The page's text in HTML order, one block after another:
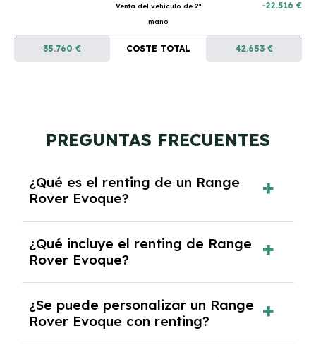
Venta del vehículo de 2ª
mano
-22.516 €
35.760 € COSTE TOTAL 42.653 €
PREGUNTAS FRECUENTES
¿Qué es el renting de un Range
Rover Evoque?
contrato de alquiler a largo plazo en el que
pagas una cuota mensual fija por el uso del
coche durante un periodo determinado,
generalmente entre 2 y 5 años.
¿Qué incluye el renting de Range
Rover Evoque?
seguro a todo riesgo, mantenimiento,
reparaciones, impuestos, asistencia en
carretera y gestión de la documentación.
¿Se puede personalizar un Range
Rover Evoque con renting?